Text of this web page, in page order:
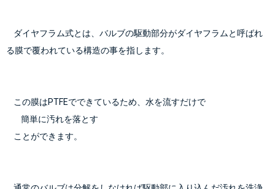
る膜で覆われている構造の事を指します。
    この膜はPTFEでできているため、水を流すだけで
        簡単に汚れを落とす
    ことができます。